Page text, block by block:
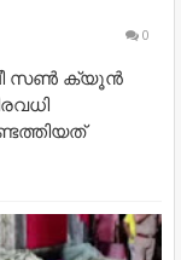
0
സൺ ക്യൂൻ